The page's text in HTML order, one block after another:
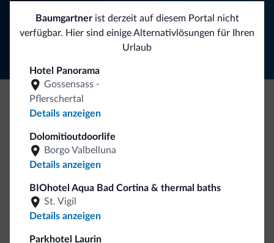
Baumgartnerist derzeit auf diesem Portal nicht
verfügbar. Hier sind einige Alternativlösungen für Ihren
Urlaub
Hotel Panorama
Gossensass -
Pflerschertal
Details anzeigen
Dolomitioutdoorlife
Borgo Valbelluna
Details anzeigen
BIOhotel Aqua Bad Cortina & thermal baths
St. Vigil
Details anzeigen
Parkhotel Laurin
Folgen Sie Dolomiti.it auf
Seien Sie originell, entdecken Sie die neue
Kollektion
So viele von Ihnen haben uns gefragt. Die neue Kollektion
von Dolomiti.it ist da!